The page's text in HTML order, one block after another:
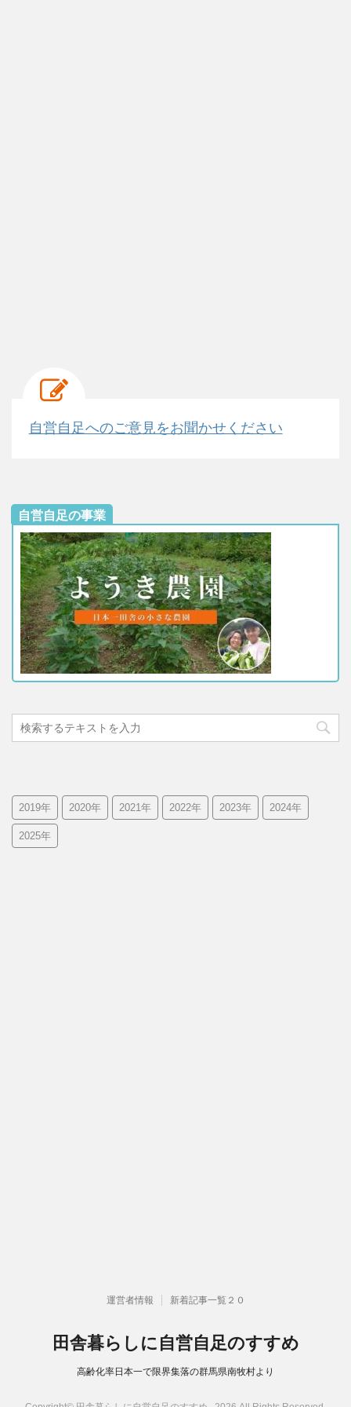
自営自足へのご意見をお聞かせください
自営自足の事業
2019年 2020年 2021年 2022年 2023年 2024年
2025年
運営者情報 新着記事一覧２０
田舎暮らしに自営自足のすすめ
高齢化率日本一で限界集落の群馬県南牧村より